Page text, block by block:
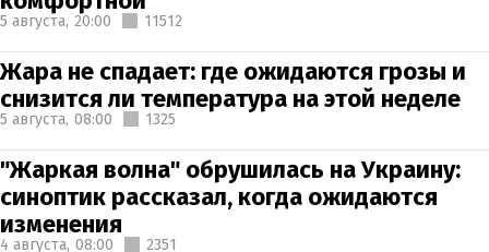
5 августа, 20:00 11512
Жара не спадает: где ожидаются грозы и
снизится ли температура на этой неделе
5 августа, 08:00 1325
"Жаркая волна" обрушилась на Украину:
синоптик рассказал, когда ожидаются
изменения
4 августа, 08:00 2351